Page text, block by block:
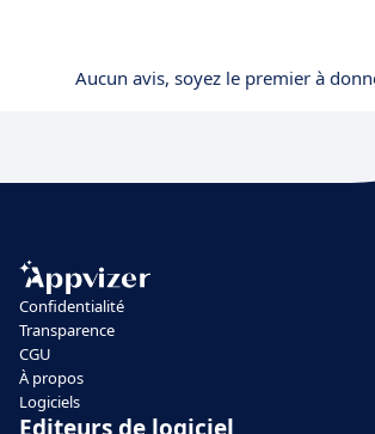
Aucun avis, soyez le premier à
Confidentialité
Transparence
CGU
À propos
Logiciels